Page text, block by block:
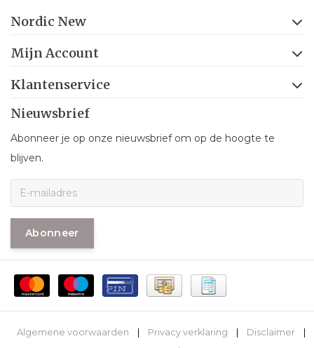
Nordic New
Mijn Account
Klantenservice
Nieuwsbrief
Abonneer je op onze nieuwsbrief om op de hoogte te
blijven.
Abonneer
Algemene voorwaarden Privacy verklaring Disclaimer